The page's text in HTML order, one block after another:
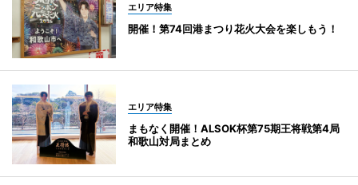
エリア特集
開催！第74回港まつり花火大会を楽しもう！
エリア特集
まもなく開催！ALSOK杯第75期王将戦第4局
和歌山対局まとめ